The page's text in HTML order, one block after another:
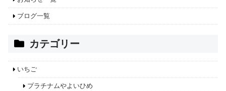
ブログ一覧
カテゴリー
いちご
プラチナムやよいひめ